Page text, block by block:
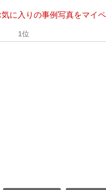
気に入りの事例写真をマイ